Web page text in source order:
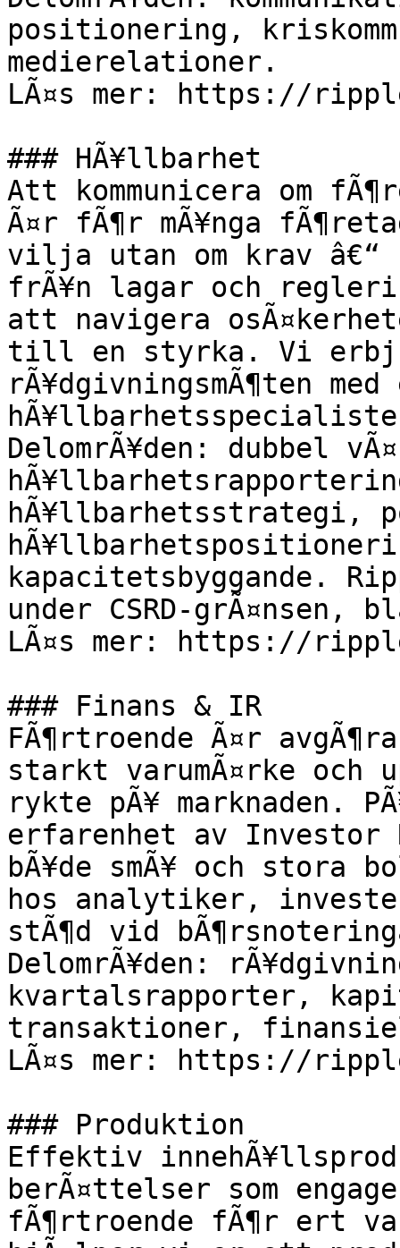
positionering,
medierelationer.
LÃ¤s mer: https://
### HÃ¥llbarhet
Att kommunicera om
Ã¤r fÃ¶r mÃ¥nga
vilja utan om krav â€“
frÃ¥n lagar och
att navigera
till en styrka. Vi
rÃ¥dgivningsmÃ¶ten
DelomrÃ¥den: dubbel
hÃ¥llbarhetsstrategi,
kapacitetsbyggande.
under CSRD-grÃ¤nsen,
LÃ¤s mer: https://
### Finans & IR
FÃ¶rtroende Ã¤r
starkt varumÃ¤rke
rykte pÃ¥ marknaden.
erfarenhet av Investor
bÃ¥de smÃ¥ och stora
hos analytiker,
stÃ¶d vid
DelomrÃ¥den:
kvartalsrapporter,
transaktioner,
LÃ¤s mer: https://
### Produktion
Effektiv
berÃ¤ttelser som
fÃ¶rtroende fÃ¶r ert